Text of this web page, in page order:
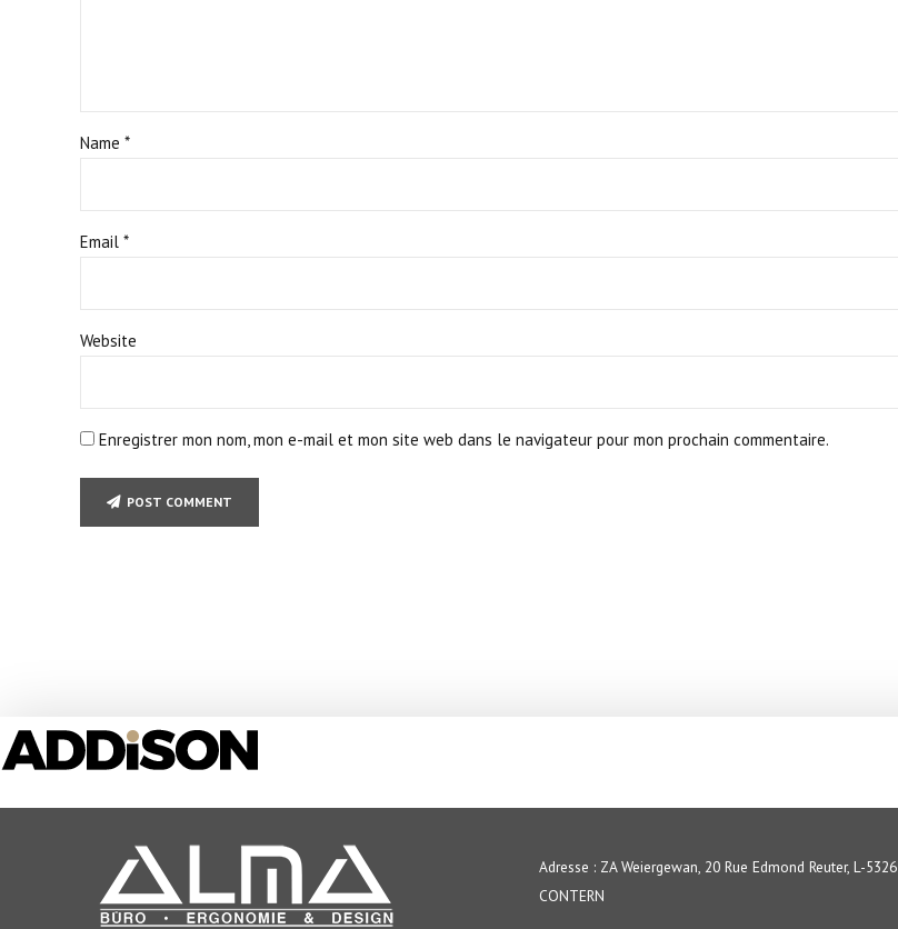
Name *
Email *
Website
Enregistrer mon nom, mon e-mail et mon site web dans le navigateur pour mon prochain commentaire.
POST COMMENT
Adresse : ZA Weiergewan, 20 Rue Edmond Reuter, L-5326
CONTERN